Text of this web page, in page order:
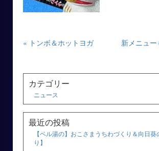
« トンボ＆ホットヨガ 新メニュ
カテゴリー
ニュース
最近の投稿
【ベル湯の】おこさまうちわづくり＆向日葵
り】